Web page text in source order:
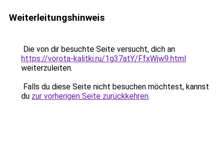
Weiterleitungshinweis
Die von dir besuchte Seite versucht, dich an
https://vorota-kalitki.ru/1g37atY/FfxWjw9.html
weiterzuleiten.
Falls du diese Seite nicht besuchen möchtest, kannst
du zur vorherigen Seite zurückkehren.